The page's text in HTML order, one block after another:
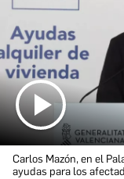
Carlos Mazón, en el
ayudas para los